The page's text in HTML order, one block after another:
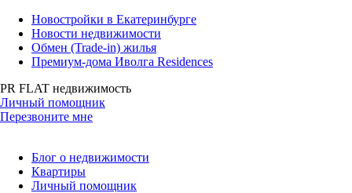
Новостройки в Екатеринбурге
Новости недвижимости
Обмен (Trade-in) жилья
Премиум-дома Иволга Residences
PR FLAT недвижимость
Личный помощник
Перезвоните мне
Блог о недвижимости
Квартиры
Личный помощник